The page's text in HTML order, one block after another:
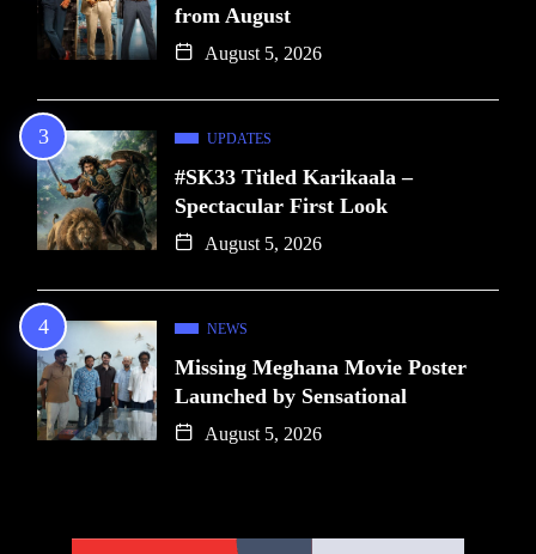
from August
August 5, 2026
UPDATES
#SK33 Titled Karikaala –
Spectacular First Look
August 5, 2026
NEWS
Missing Meghana Movie Poster
Launched by Sensational
August 5, 2026